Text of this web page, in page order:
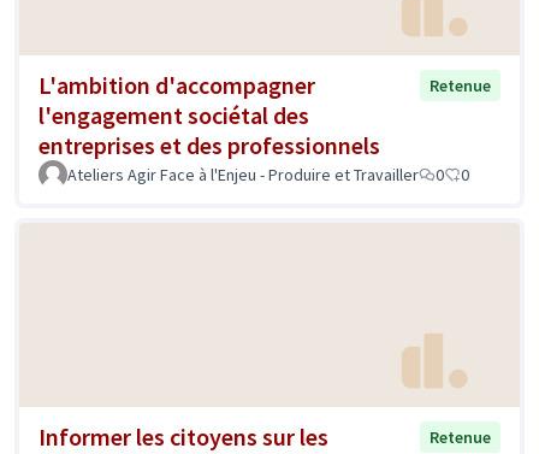
L'ambition d'accompagner
l'engagement sociétal des
entreprises et des professionnels
Retenue
Ateliers Agir Face à l'Enjeu - Produire et Travailler 0 0
Informer les citoyens sur les
Retenue